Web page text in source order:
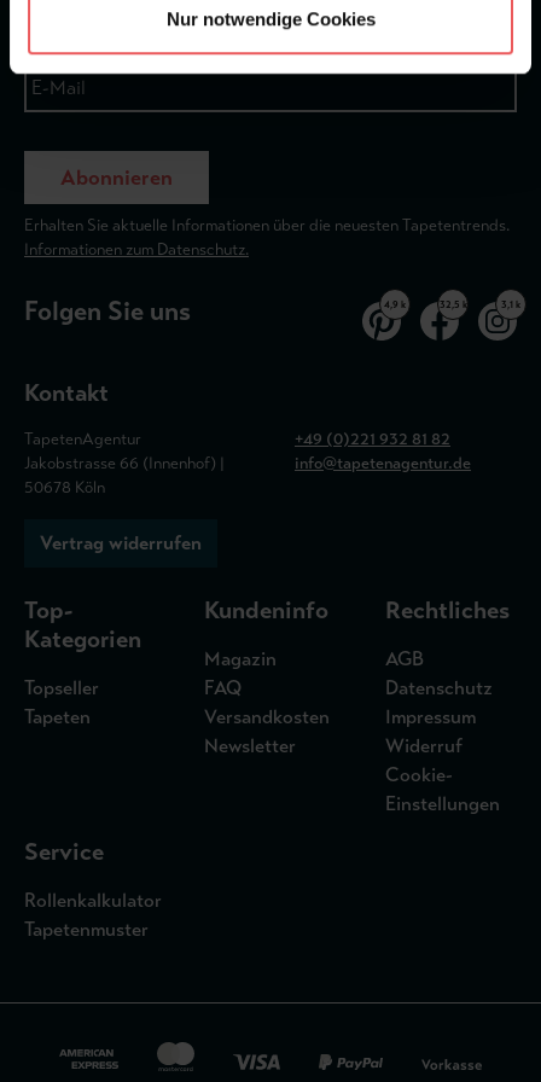
Nur notwendige Cookies
Abonnieren
Erhalten Sie aktuelle Informationen über die neuesten Tapetentrends.
Informationen zum Datenschutz.
Folgen Sie uns 4,9 k 32,5 k 3,1 k
Kontakt
TapetenAgentur
Jakobstrasse 66 (Innenhof) |
50678 Köln
+49 (0)221 932 81 82
info@tapetenagentur.de
Vertrag widerrufen
Top-
Kategorien
Topseller
Tapeten
Kundeninfo
Magazin
FAQ
Versandkosten
Newsletter
Rechtliches
AGB
Datenschutz
Impressum
Widerruf
Cookie-
Einstellungen
Service
Rollenkalkulator
Tapetenmuster